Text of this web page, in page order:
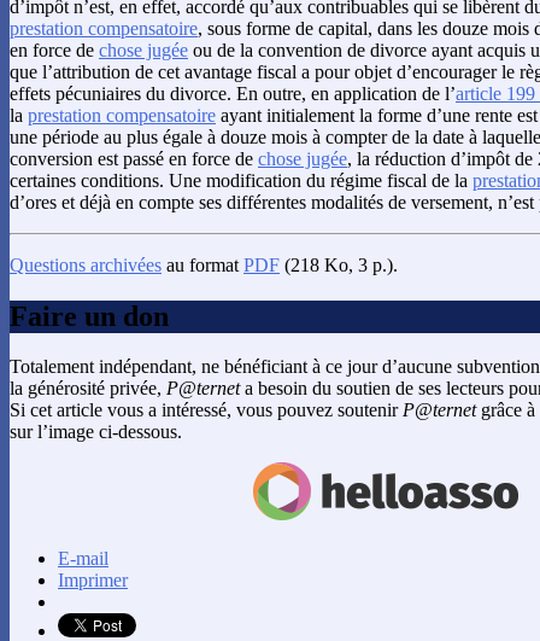
d’impôt n’est, en effet, accordé qu’aux contribuables qui se libèrent
prestation compensatoire, sous forme de capital, dans les douze mois
en force de chose jugée ou de la convention de divorce ayant acquis
que l’attribution de cet avantage fiscal a pour objet d’encourager le
effets pécuniaires du divorce. En outre, en application de l’article 199
la prestation compensatoire ayant initialement la forme d’une rente
une période au plus égale à douze mois à compter de la date à
conversion est passé en force de chose jugée, la réduction d’impôt
certaines conditions. Une modification du régime fiscal de la
d’ores et déjà en compte ses différentes modalités de versement, n’est
Questions archivées au format PDF (218 Ko, 3 p.).
Faire un don
Totalement indépendant, ne bénéficiant à ce jour d’aucune
la générosité privée, P@terneta besoin du soutien de ses lecteurs
Si cet article vous a intéressé, vous pouvez soutenirP@ternetgrâce à
sur l’image ci-dessous.
E-mail
Imprimer